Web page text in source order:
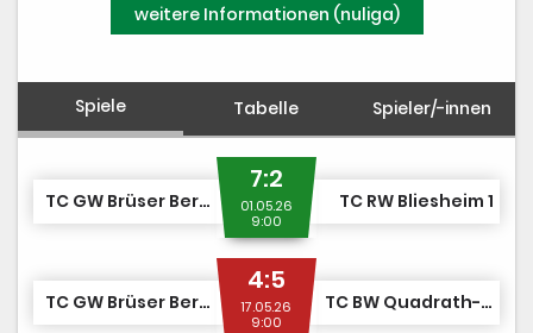
weitere Informationen (nuliga)
Spiele Tabelle Spieler/-innen
TC GW Brüser Berg 1
7:2
01.05.26
9:00
TC RW Bliesheim 1
TC GW Brüser Berg 1
4:5
17.05.26
9:00
TC BW Quadrath-Ichendorf 1